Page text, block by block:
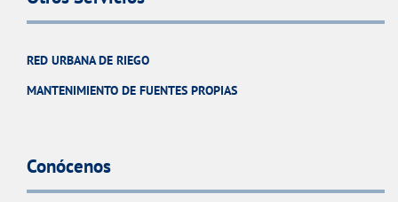
RED URBANA DE RIEGO
MANTENIMIENTO DE FUENTES PROPIAS
Conócenos